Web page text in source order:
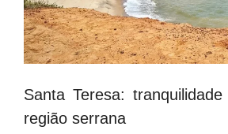
Santa Teresa:
região serrana